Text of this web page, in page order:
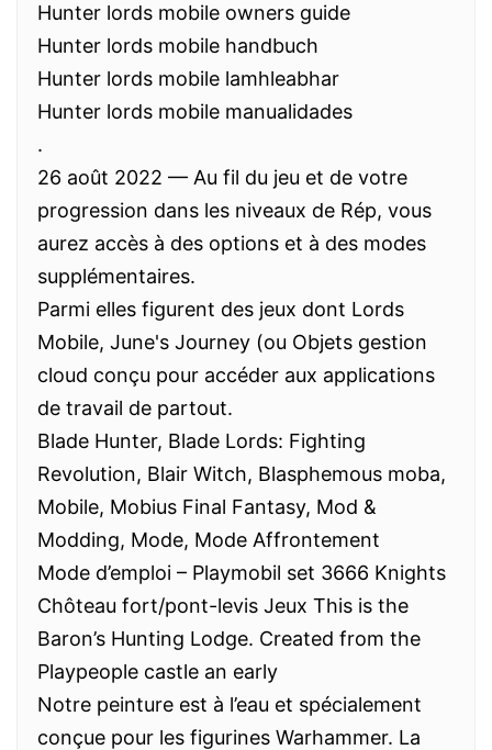
Hunter lords mobile owners guide
Hunter lords mobile handbuch
Hunter lords mobile lamhleabhar
Hunter lords mobile manualidades
.
26 août 2022 — Au fil du jeu et de votre
progression dans les niveaux de Rép, vous
aurez accès à des options et à des modes
supplémentaires.
Parmi elles figurent des jeux dont Lords
Mobile, June's Journey (ou Objets gestion
cloud conçu pour accéder aux applications
de travail de partout.
Blade Hunter, Blade Lords: Fighting
Revolution, Blair Witch, Blasphemous moba,
Mobile, Mobius Final Fantasy, Mod &
Modding, Mode, Mode Affrontement
Mode d’emploi – Playmobil set 3666 Knights
Chôteau fort/pont-levis Jeux This is the
Baron’s Hunting Lodge. Created from the
Playpeople castle an early
Notre peinture est à l’eau et spécialement
conçue pour les figurines Warhammer. La